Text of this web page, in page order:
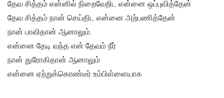
தேவ சித்தம் என்னில் நிறைவேறிட என்னை ஒப்புவித்தேன்
தேவ சித்தம் நான் செய்திட என்னை அற்பணித்தேன்
நான் பாவிதான் ஆனாலும்.
என்னை தேடி வந்த என் தேவம் நீர்
நான் துரோகிதான் ஆனாலும்
என்னை ஏற்றுக்கொண்டீர் உம்பிள்ளையாக